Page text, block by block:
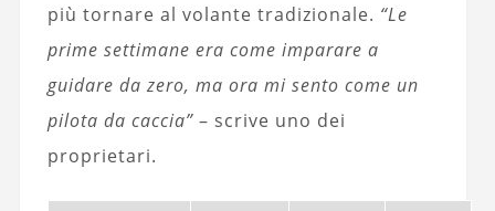
più tornare al volante tradizionale. “Le
prime settimane era come imparare a
guidare da zero, ma ora mi sento come un
pilota da caccia”– scrive uno dei
proprietari.